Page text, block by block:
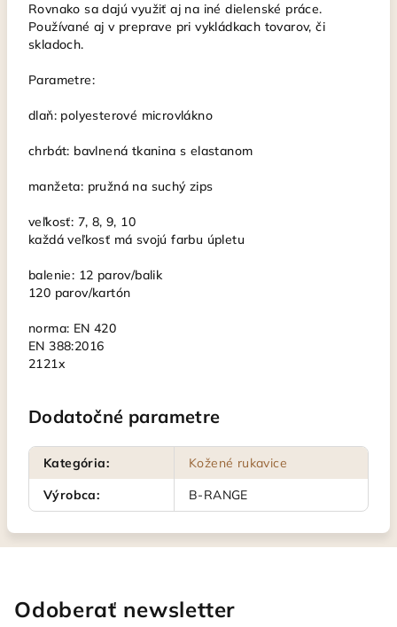
Rovnako sa dajú využiť aj na iné dielenské práce.
Používané aj v preprave pri vykládkach tovarov, či
skladoch.
Parametre:
dlaň: polyesterové microvlákno
chrbát: bavlnená tkanina s elastanom
manžeta: pružná na suchý zips
veľkosť: 7, 8, 9, 10
každá veľkosť má svojú farbu úpletu
balenie: 12 parov/balik
120 parov/kartón
norma: EN 420
EN 388:2016
2121x
Dodatočné parametre
Kategória:
Kožené rukavice
Výrobca: B-RANGE
Odoberať newsletter